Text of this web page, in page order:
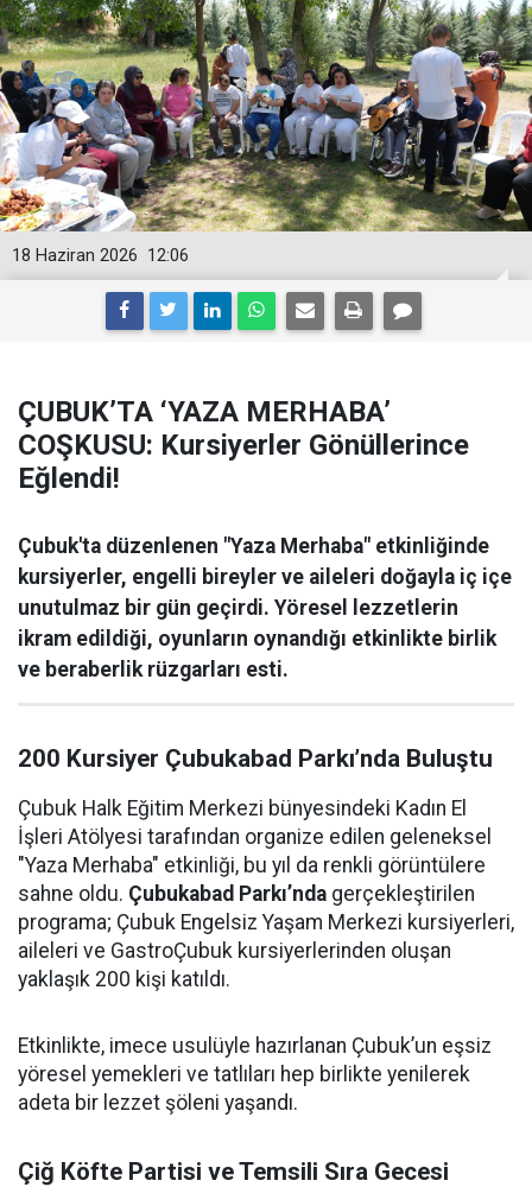
12:06
18 Haziran 2026
ÇUBUK’TA ‘YAZA MERHABA’
COŞKUSU: Kursiyerler Gönüllerince
Eğlendi!
Çubuk'ta düzenlenen "Yaza Merhaba" etkinliğinde
kursiyerler, engelli bireyler ve aileleri doğayla iç içe
unutulmaz bir gün geçirdi. Yöresel lezzetlerin
ikram edildiği, oyunların oynandığı etkinlikte birlik
ve beraberlik rüzgarları esti.
200 Kursiyer Çubukabad Parkı’nda Buluştu
Çubuk Halk Eğitim Merkezi bünyesindeki Kadın El
İşleri Atölyesi tarafından organize edilen geleneksel
"Yaza Merhaba" etkinliği, bu yıl da renkli görüntülere
sahne oldu. Çubukabad Parkı’nda gerçekleştirilen
programa; Çubuk Engelsiz Yaşam Merkezi kursiyerleri,
aileleri ve GastroÇubuk kursiyerlerinden oluşan
yaklaşık 200 kişi katıldı.
Etkinlikte, imece usulüyle hazırlanan Çubuk’un eşsiz
yöresel yemekleri ve tatlıları hep birlikte yenilerek
adeta bir lezzet şöleni yaşandı.
Çiğ Köfte Partisi ve Temsili Sıra Gecesi